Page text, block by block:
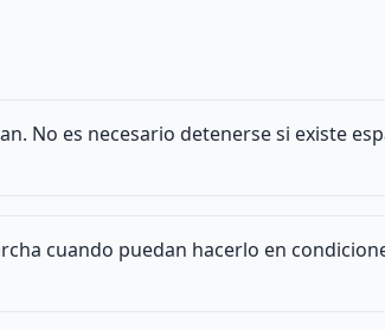
No es necesario detenerse si existe
cuando puedan hacerlo en